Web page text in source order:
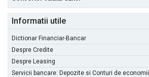
Informatii utile
Dictionar Financiar-Bancar
Despre Credite
Despre Leasing
Servicii bancare: Depozite si Conturi de economii